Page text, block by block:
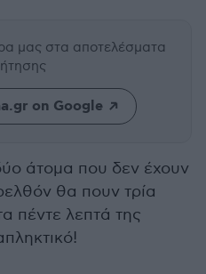
μας στα αποτελέσματα
on Google
άτομα που δεν έχουν
θα πουν τρία
πέντε λεπτά της